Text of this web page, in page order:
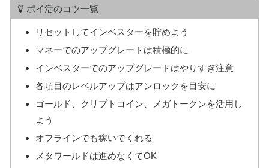
ポイ活のコツ一覧
リセットしてインベスターを貯めよう
マネーでのアップグレードは積極的に
インベスターでのアップグレードはやりすぎ注意
各項目のレベルアップはアンロックを目安に
ゴールド、クリプトコイン、メガトークンを活用し
よう
オフラインでも稼いでくれる
メタワールドは進めなくてOK